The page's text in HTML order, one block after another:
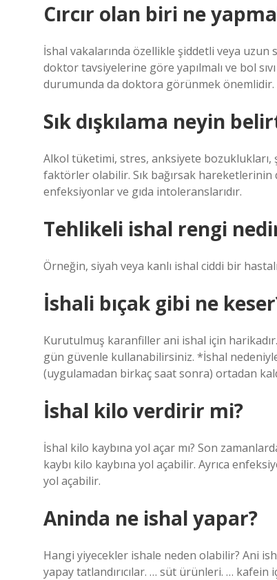
Cırcır olan biri ne
İshal vakalarında özellikle şiddetli veya
doktor tavsiyelerine göre yapılmalı ve bol
durumunda da doktora görünmek önemlidir.
Sık dışkılama neyin
Alkol tüketimi, stres, anksiyete bozuklukları,
faktörler olabilir. Sık bağırsak
enfeksiyonlar ve gıda intoleranslarıdır.
Tehlikeli ishal rengi
Örneğin, siyah veya kanlı ishal ciddi bir
İshali bıçak gibi ne
Kurutulmuş karanfiller ani ishal için
gün güvenle kullanabilirsiniz. *İshal
(uygulamadan birkaç saat sonra) ortadan
İshal kilo verdirir mi?
İshal kilo kaybına yol açar mı? Son
kaybı kilo kaybına yol açabilir. Ayrıca
yol açabilir.
Aninda ne ishal yapar?
Hangi yiyecekler ishale neden olabilir? Ani
yapay tatlandırıcılar. … süt ürünleri. …